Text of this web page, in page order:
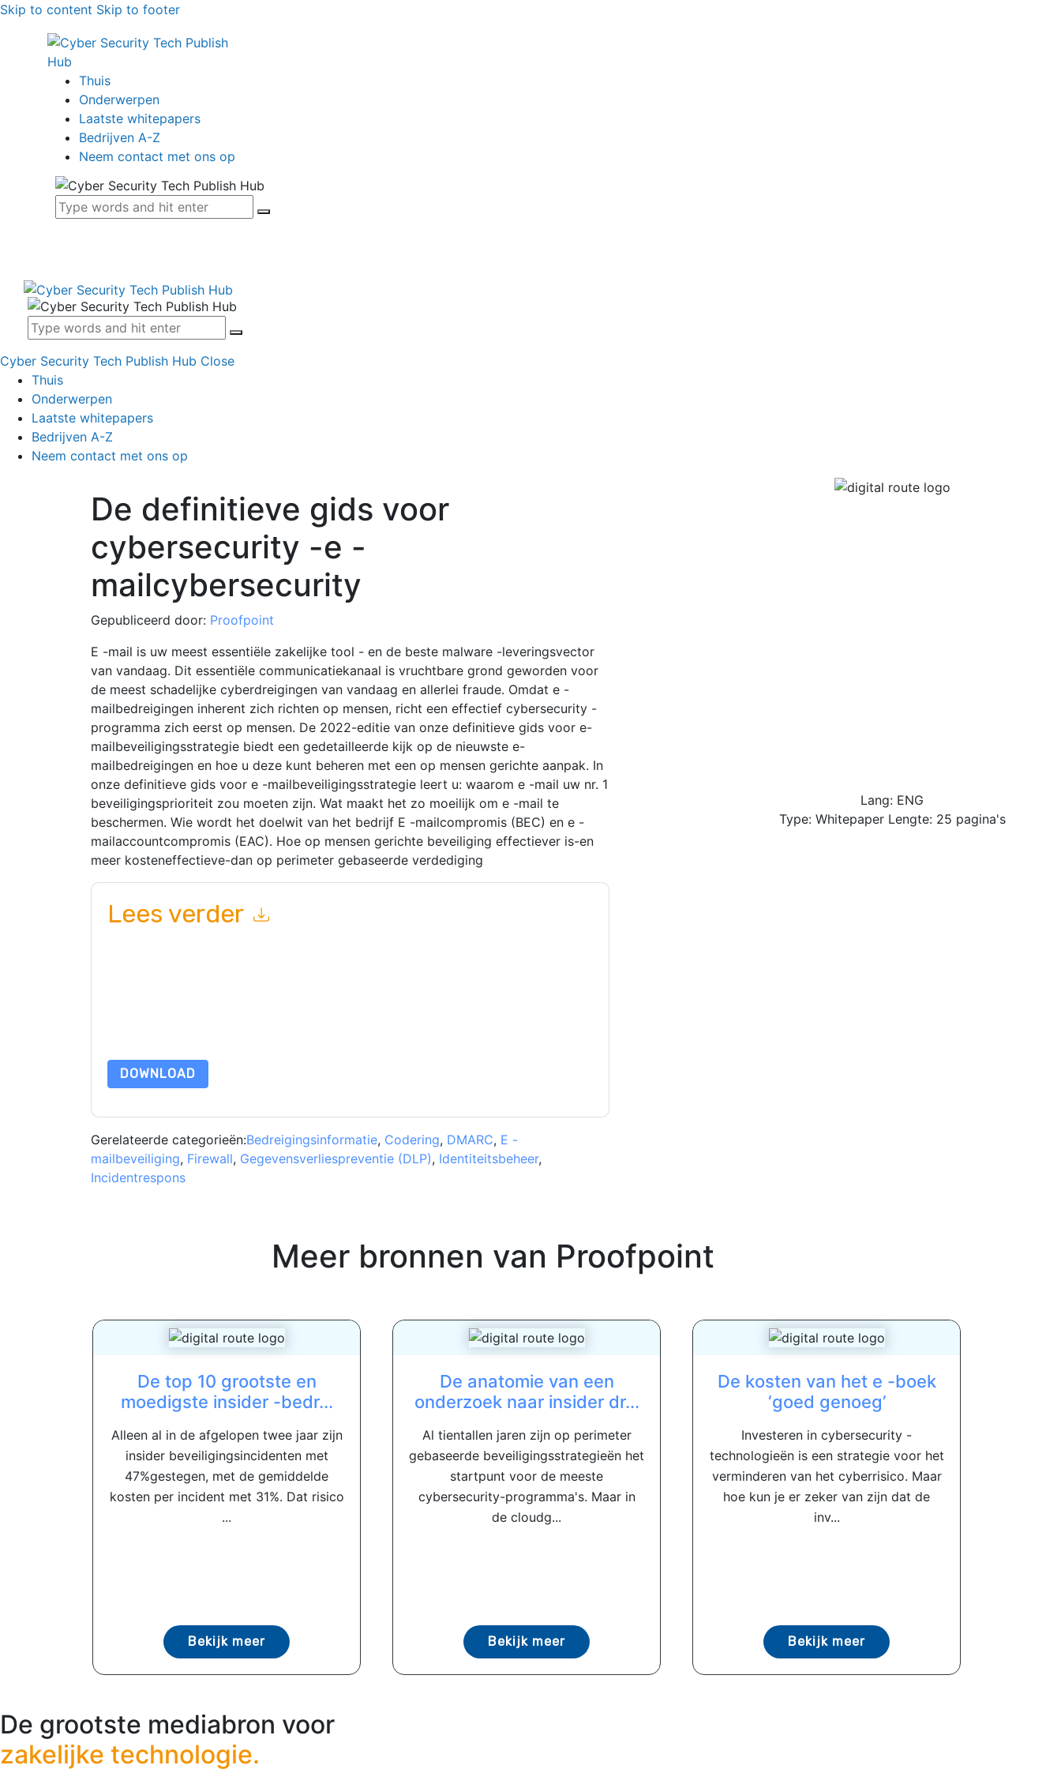
Skip to content Skip to footer
Thuis
Onderwerpen
Laatste whitepapers
Bedrijven A-Z
Neem contact met ons op
Cyber Security Tech Publish Hub Close
Thuis
Onderwerpen
Laatste whitepapers
Bedrijven A-Z
Neem contact met ons op
De definitieve gids voor
cybersecurity -e -
mailcybersecurity
Gepubliceerd door: Proofpoint
E -mail is uw meest essentiële zakelijke tool - en de beste malware -leveringsvector
van vandaag. Dit essentiële communicatiekanaal is vruchtbare grond geworden voor
de meest schadelijke cyberdreigingen van vandaag en allerlei fraude. Omdat e -
mailbedreigingen inherent zich richten op mensen, richt een effectief cybersecurity -
programma zich eerst op mensen. De 2022-editie van onze definitieve gids voor e-
mailbeveiligingsstrategie biedt een gedetailleerde kijk op de nieuwste e-
mailbedreigingen en hoe u deze kunt beheren met een op mensen gerichte aanpak. In
onze definitieve gids voor e -mailbeveiligingsstrategie leert u: waarom e -mail uw nr. 1
beveiligingsprioriteit zou moeten zijn. Wat maakt het zo moeilijk om e -mail te
beschermen. Wie wordt het doelwit van het bedrijf E -mailcompromis (BEC) en e -
mailaccountcompromis (EAC). Hoe op mensen gerichte beveiliging effectiever is-en
meer kosteneffectieve-dan op perimeter gebaseerde verdediging
Lees verder
DOWNLOAD
Gerelateerde categorieën:Bedreigingsinformatie, Codering, DMARC, E -
mailbeveiliging, Firewall, Gegevensverliespreventie (DLP), Identiteitsbeheer,
Incidentrespons
Lang: ENG
Type: Whitepaper Lengte: 25 pagina's
Meer bronnen van Proofpoint
De top 10 grootste en
moedigste insider -bedr...
Alleen al in de afgelopen twee jaar zijn
insider beveiligingsincidenten met
47%gestegen, met de gemiddelde
kosten per incident met 31%. Dat risico
...
Bekijk meer
De anatomie van een
onderzoek naar insider dr...
Al tientallen jaren zijn op perimeter
gebaseerde beveiligingsstrategieën het
startpunt voor de meeste
cybersecurity-programma's. Maar in
de cloudg...
Bekijk meer
De kosten van het e -boek
‘goed genoeg’
Investeren in cybersecurity -
technologieën is een strategie voor het
verminderen van het cyberrisico. Maar
hoe kun je er zeker van zijn dat de
inv...
Bekijk meer
De grootste mediabron voor
zakelijke technologie.